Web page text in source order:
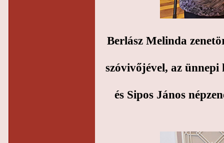
Berlász Melinda
szóvivőjével, az
és Sipos János